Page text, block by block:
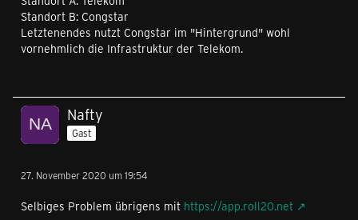
Standort B: Congstar
Letztenendes nutzt Congstar im "Hintergrund" wohl
vornehmlich die Infrastruktur der Telekom.
Nafty
Gast
27. November 2020 um 19:54
Selbiges Problem übrigens mit https://app.roll20.net